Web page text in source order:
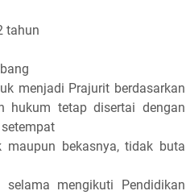
tahun
menjadi Prajurit berdasarkan
hukum tetap disertai dengan
bekasnya, tidak buta
mengikuti Pendidikan